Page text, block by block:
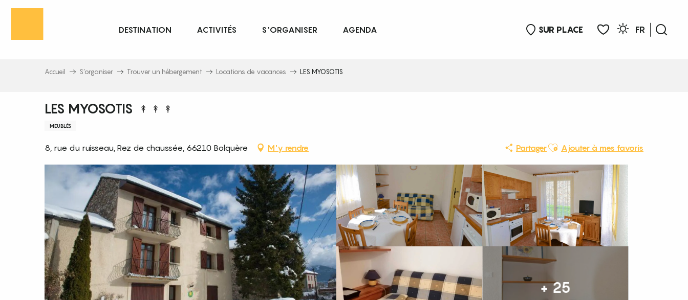
Aller
principal
SUR PLACE
FR
DESTINATION ACTIVITÉS S'ORGANISER AGENDA
Accueil S’organiser Trouver un hébergement Locations de vacances LES MYOSOTIS
LES MYOSOTIS
MEUBLÉS
8, rue du ruisseau, Rez de chaussée, 66210 Bolquère M'y rendre PartagerAjouter aux favoris
Ajouter à mes favoris
+ 25